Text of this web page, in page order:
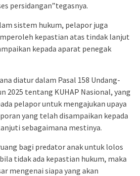
persidangan”tegasnya.
sistem hukum, pelapor juga
kepastian atas tindak lanjut
kepada aparat penegak
diatur dalam Pasal 158 Undang-
2025 tentang KUHAP Nasional, yang
pelapor untuk mengajukan upaya
yang telah disampaikan kepada
sebagaimana mestinya.
bagi predator anak untuk lolos
tidak ada kepastian hukum, maka
mengenai siapa yang akan